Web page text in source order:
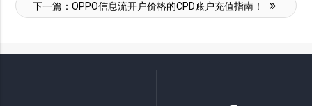
下一篇： OPPO信息流开户价格的CPD账户充值指南！